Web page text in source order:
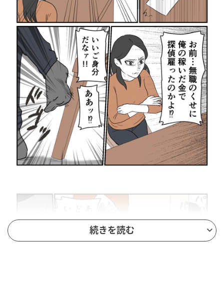
続きを読む